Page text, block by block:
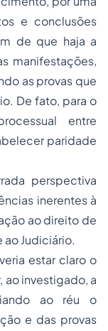
e conclusões
de que haja a
manifestações,
as provas que
De fato, para o
entre
paridade
perspectiva
inerentes à
ao direito de
Judiciário.
estar claro o
ao investigado, a
ao réu o
e das provas